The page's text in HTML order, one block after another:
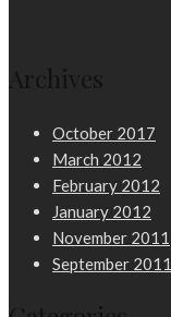
October 2017
March 2012
February 2012
January 2012
November 2011
September 2011